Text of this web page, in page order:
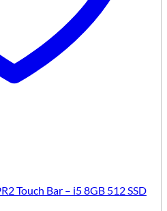
Touch Bar – i5 8GB 512 SSD